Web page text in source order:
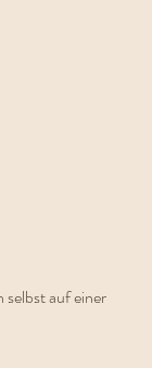
selbst auf einer